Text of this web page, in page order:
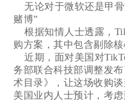
无论对于微软还是甲骨
赌博”
根据知情人士透露，
购方案，其中包含剔除核
近期，面对美国对
务部联合科技部调整发
术目录》，让这场收购
美国业内人士预计，考